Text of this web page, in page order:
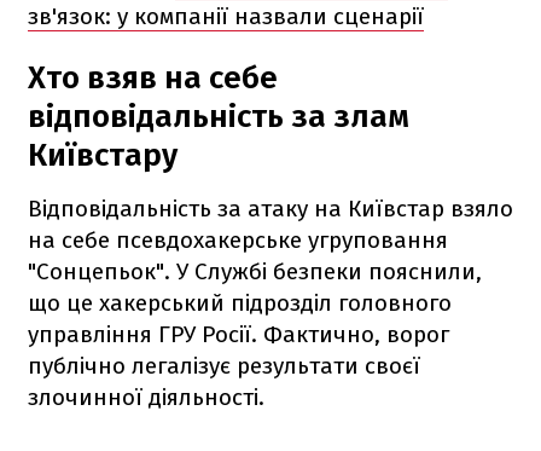
зв'язок: у компанії назвали сценарії
Хто взяв на себе
відповідальність за злам
Київстару
Відповідальність за атаку на Київстар взяло
на себе псевдохакерське угруповання
"Сонцепьок". У Службі безпеки пояснили,
що це хакерський підрозділ головного
управління ГРУ Росії. Фактично, ворог
публічно легалізує результати своєї
злочинної діяльності.